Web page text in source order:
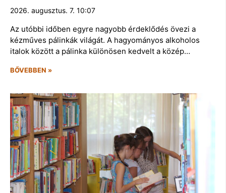
2026. augusztus. 7. 10:07
Az utóbbi időben egyre nagyobb érdeklődés övezi a
kézműves pálinkák világát. A hagyományos alkoholos
italok között a pálinka különösen kedvelt a közép…
BŐVEBBEN »